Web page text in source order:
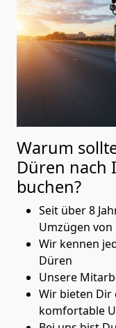
Warum
Düren nach
buchen?
Seit über 8
Umzügen
Wir kennen
Düren
Unsere
Wir bieten Dir
komfortable